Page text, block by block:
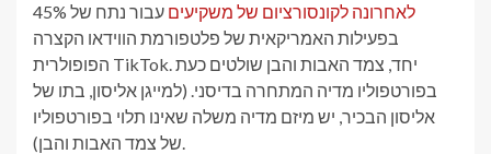
לאחרונה לקונסורציום של משקיעים
עבור נתח של 45%
בפעילות האמריקאית של פלטפורמת הווידאו הקצרה
הפופולרית TikTok. יחד, צמד האבות והבן שולטים כעת
בפורטפוליו מדיה המתחרה בדיסני. (למייגן אליסון, בתו של
אליסון הבכיר, יש מיזם מדיה משלה שאינו תלוי בפורטפוליו
של צמד האבות והבן).